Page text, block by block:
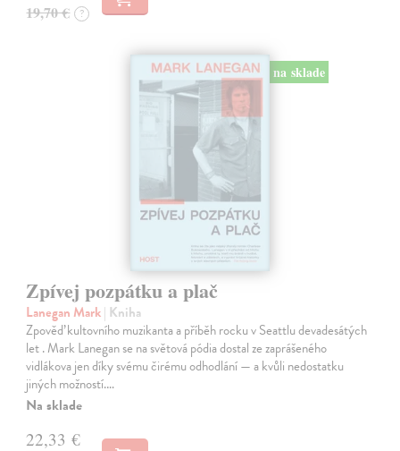
19,70 € ?
na sklade
Zpívej pozpátku a plač
Lanegan Mark| Kniha
Zpověď kultovního muzikanta a příběh rocku v Seattlu devadesátých
let . Mark Lanegan se na světová pódia dostal ze zaprášeného
vidlákova jen díky svému čirému odhodlání — a kvůli nedostatku
jiných možností.…
Na sklade
22,33 €